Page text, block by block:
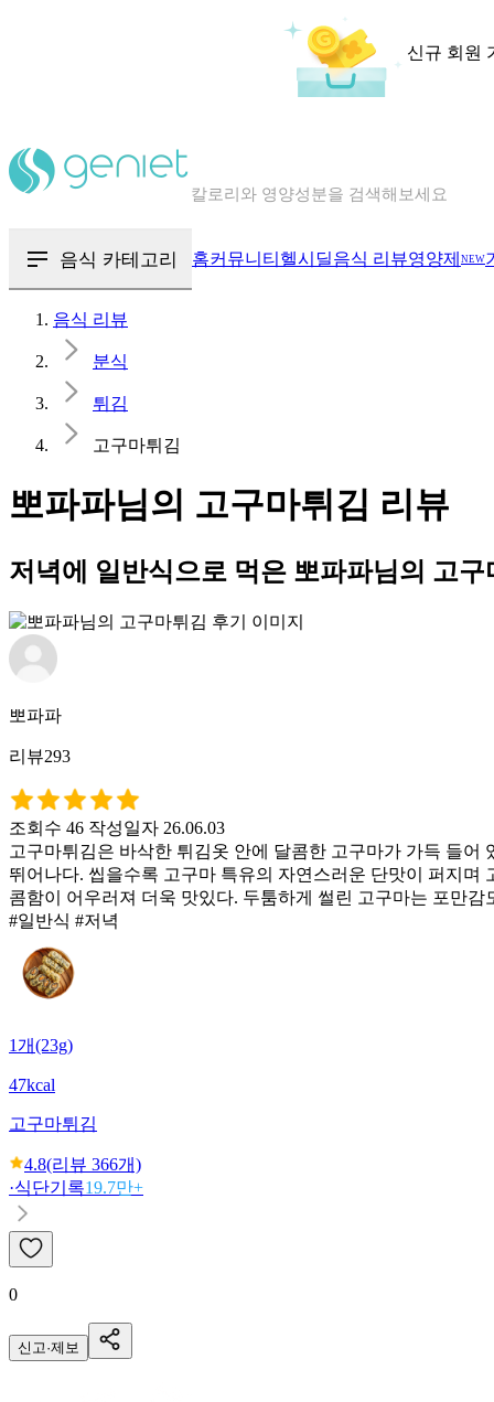
신규 회원
혈당 · 다이어트 음식 검색해보세요
음식 카테고리 홈커뮤니티 헬시딜음식 리뷰영양제 NEW
음식 리뷰
분식
튀김
고구마튀김
뽀파파님의 고구마튀김 리뷰
저녁에 일반식으로 먹은 뽀파파님의 고
뽀파파
리뷰293
조회수 46 작성일자 26.06.03
고구마튀김은 바삭한 튀김옷 안에 달콤한 고구마가 가득 들
뛰어나다. 씹을수록 고구마 특유의 자연스러운 단맛이 퍼지
콤함이 어우러져 더욱 맛있다. 두툼하게 썰린 고구마는 포만
#일반식 #저녁
1개(23g)
47kcal
고구마튀김
4.8(리뷰 366개)
·식단기록19.7만+
0
신고·제보